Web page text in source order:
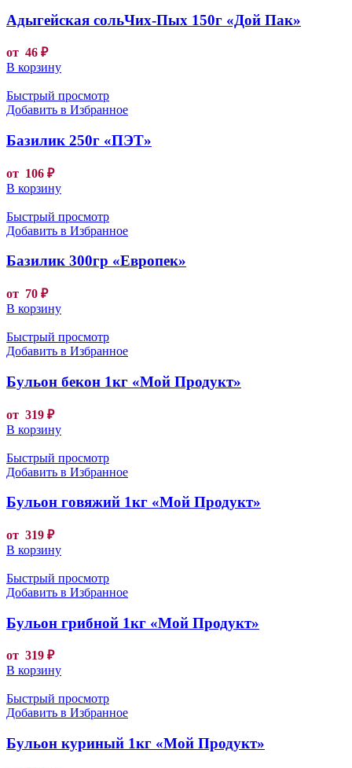
Адыгейская сольЧих-Пых 150г «Дой Пак»
от 46 ₽
В корзину
Быстрый просмотр
Добавить в Избранное
Базилик 250г «ПЭТ»
от 106 ₽
В корзину
Быстрый просмотр
Добавить в Избранное
Базилик 300гр «Европек»
от 70 ₽
В корзину
Быстрый просмотр
Добавить в Избранное
Бульон бекон 1кг «Мой Продукт»
от 319 ₽
В корзину
Быстрый просмотр
Добавить в Избранное
Бульон говяжий 1кг «Мой Продукт»
от 319 ₽
В корзину
Быстрый просмотр
Добавить в Избранное
Бульон грибной 1кг «Мой Продукт»
от 319 ₽
В корзину
Быстрый просмотр
Добавить в Избранное
Бульон куриный 1кг «Мой Продукт»